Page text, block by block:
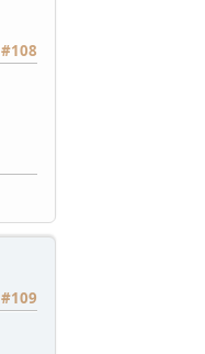
#108
#109